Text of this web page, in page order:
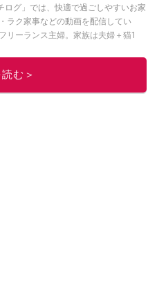
グ」では、快適で過ごしやすいお家
ラク家事などの動画を配信してい
リーランス主婦。家族は夫婦＋猫1
む＞